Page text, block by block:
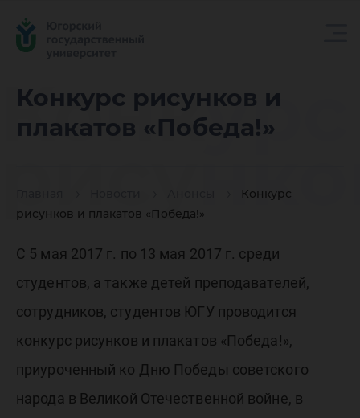
Конкурс рисунков и
плакатов «Победа!»
Конкурс
рисунков и плакатов «Победа!»
Конкурс
и
С 5 мая 2017 г. по 13 мая 2017 г. среди
студентов, а также детей преподавателей,
сотрудников, студентов ЮГУ проводится
конкурс рисунков и плакатов «Победа!»,
приуроченный ко Дню Победы советского
народа в Великой Отечественной войне, в